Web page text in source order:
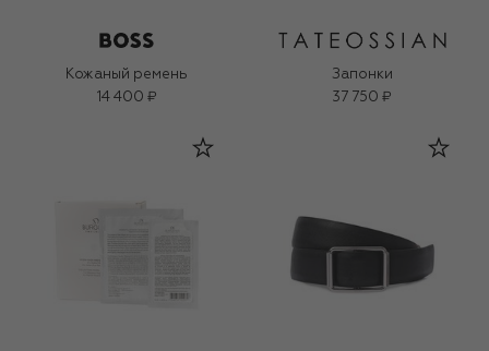
Кожаный ремень
14 400 ₽
Запонки
37 750 ₽